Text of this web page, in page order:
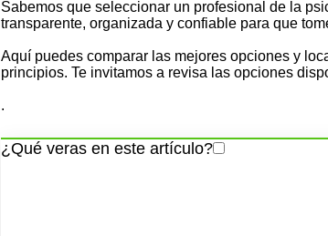
Sabemos que seleccionar un profesional de la
transparente, organizada y confiable para que
Aquí puedes comparar las mejores opciones y
principios. Te invitamos a revisa las opciones
.
¿Qué veras en este artículo?